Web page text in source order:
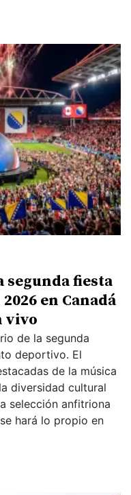
segunda fiesta
en Canadá
vivo
de la segunda
deportivo. El
de la música
diversidad cultural
selección anfitriona
hará lo propio en